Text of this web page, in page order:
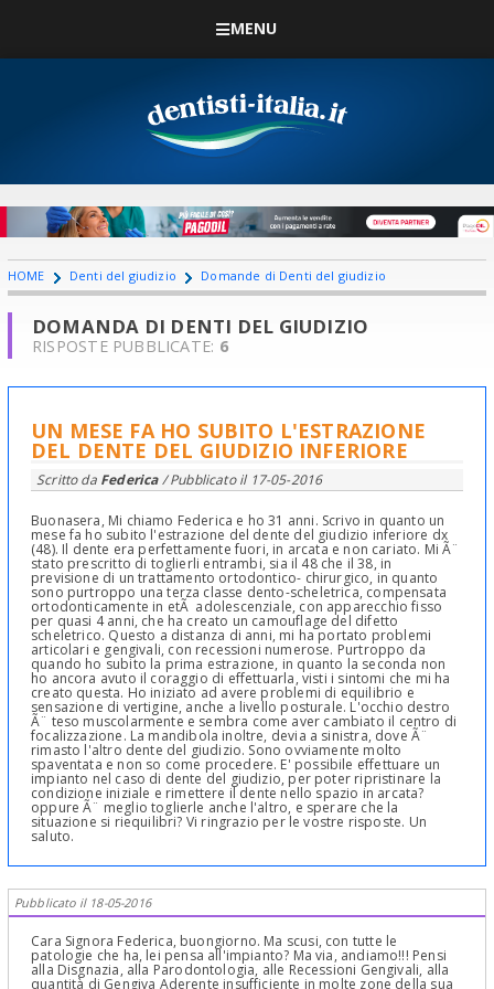
MENU
HOME Denti del giudizio Domande di Denti del giudizio
DOMANDA DI DENTI DEL GIUDIZIO
RISPOSTE PUBBLICATE: 6
UN MESE FA HO SUBITO L'ESTRAZIONE
DEL DENTE DEL GIUDIZIO INFERIORE
Scritto da Federica/ Pubblicato il 17-05-2016
Buonasera, Mi chiamo Federica e ho 31 anni. Scrivo in quanto un
mese fa ho subito l'estrazione del dente del giudizio inferiore dx
(48). Il dente era perfettamente fuori, in arcata e non cariato. Mi Ã¨
stato prescritto di toglierli entrambi, sia il 48 che il 38, in
previsione di un trattamento ortodontico- chirurgico, in quanto
sono purtroppo una terza classe dento-scheletrica, compensata
ortodonticamente in etÃ adolescenziale, con apparecchio fisso
per quasi 4 anni, che ha creato un camouflage del difetto
scheletrico. Questo a distanza di anni, mi ha portato problemi
articolari e gengivali, con recessioni numerose. Purtroppo da
quando ho subito la prima estrazione, in quanto la seconda non
ho ancora avuto il coraggio di effettuarla, visti i sintomi che mi ha
creato questa. Ho iniziato ad avere problemi di equilibrio e
sensazione di vertigine, anche a livello posturale. L'occhio destro
Ã¨ teso muscolarmente e sembra come aver cambiato il centro di
focalizzazione. La mandibola inoltre, devia a sinistra, dove Ã¨
rimasto l'altro dente del giudizio. Sono ovviamente molto
spaventata e non so come procedere. E' possibile effettuare un
impianto nel caso di dente del giudizio, per poter ripristinare la
condizione iniziale e rimettere il dente nello spazio in arcata?
oppure Ã¨ meglio toglierle anche l'altro, e sperare che la
situazione si riequilibri? Vi ringrazio per le vostre risposte. Un
saluto.
Pubblicato il 18-05-2016
Cara Signora Federica, buongiorno. Ma scusi, con tutte le
patologie che ha, lei pensa all'impianto? Ma via, andiamo!!! Pensi
alla Disgnazia, alla Parodontologia, alle Recessioni Gengivali, alla
quantità di Gengiva Aderente insufficiente in molte zone della sua